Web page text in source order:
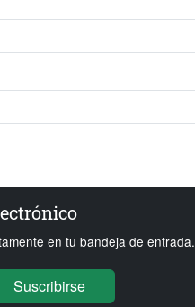
en tu bandeja de entrada.
Cargando...
Suscribirse